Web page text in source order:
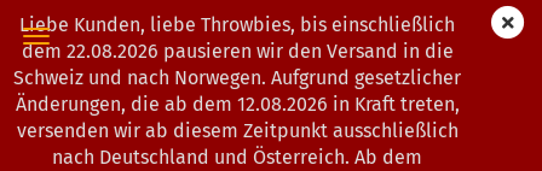
Liebe Kunden, liebe Throwbies, bis einschließlich
dem 22.08.2026 pausieren wir den Versand in die
Schweiz und nach Norwegen. Aufgrund gesetzlicher
Änderungen, die ab dem 12.08.2026 in Kraft treten,
versenden wir ab diesem Zeitpunkt ausschließlich
nach Deutschland und Österreich. Ab dem
« zurück weiter »
Letzter »
Artikel in dieser Kategorie